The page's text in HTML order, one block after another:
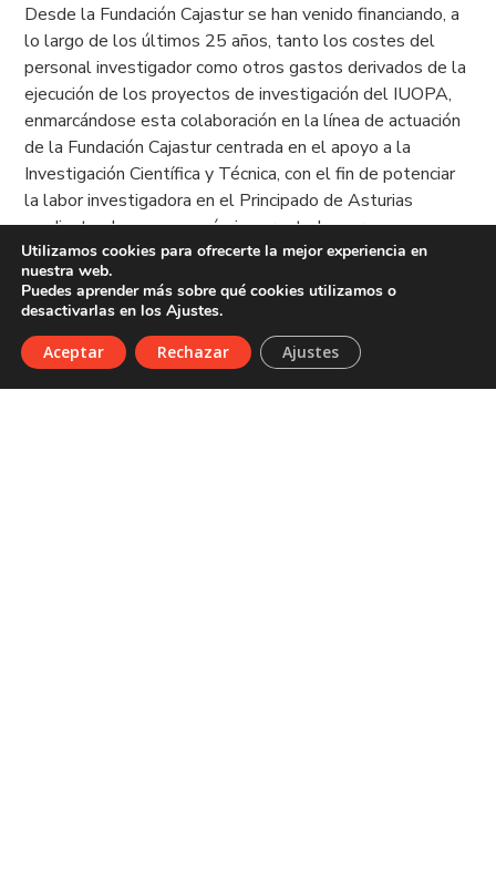
Desde la Fundación Cajastur se han venido financiando, a
lo largo de los últimos 25 años, tanto los costes del
personal investigador como otros gastos derivados de la
ejecución de los proyectos de investigación del IUOPA,
enmarcándose esta colaboración en la línea de actuación
de la Fundación Cajastur centrada en el apoyo a la
Investigación Científica y Técnica, con el fin de potenciar
la labor investigadora en el Principado de Asturias
mediante el apoyo económico prestado a grupos
científicos y a entidades investigadoras o docentes. Este
apoyo tiene continuidad a lo largo del presente año
2024.
Utilizamos cookies para ofrecerte la mejor experiencia en
nuestra web.
Puedes aprender más sobre qué cookies utilizamos o
desactivarlas en los Ajustes.
Aceptar
Rechazar Ajustes